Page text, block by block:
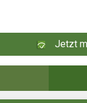
Jetzt